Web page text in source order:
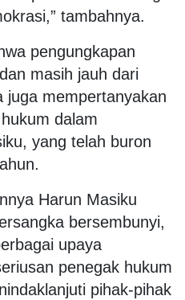
tambahnya.
pengungkapan
masih jauh dari
juga mempertanyakan
dalam
yang telah buron
Harun Masiku
bersembunyi,
upaya
penegak hukum
pihak-pihak